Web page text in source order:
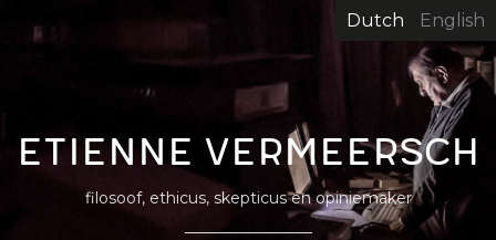
inhoud
gaan
Dutch English
Etienne Vermeersch
filosoof, ethicus, skepticus en opiniemaker